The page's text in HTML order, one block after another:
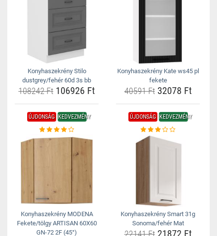
Konyhaszekrény Stilo
dustgrey/fehér 60d 3s bb
108242 Ft 106926 Ft
Konyhaszekrény Kate ws45 pl
fekete
40591 Ft32078 Ft
ÚJDONSÁG KEDVEZMÉNY
Konyhaszekrény MODENA
Fekete/tölgy ARTISAN 60X60
GN-72 2F (45°)
ÚJDONSÁG KEDVEZMÉNY
Konyhaszekrény Smart 31g
Sonoma/fehér Mat
22141 Ft21872 Ft